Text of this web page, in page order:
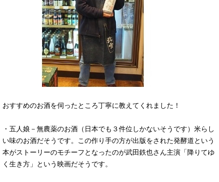
おすすめのお酒を伺ったところ丁寧に教えてくれました！
・五人娘－無農薬のお酒（日本でも３件位しかないそうです）米らし
い味のお酒だそうです。この作り手の方が出版をされた発酵道という
本がストーリーのモチーフとなったのが武田鉄也さん主演「降りてゆ
く生き方」という映画だそうです。